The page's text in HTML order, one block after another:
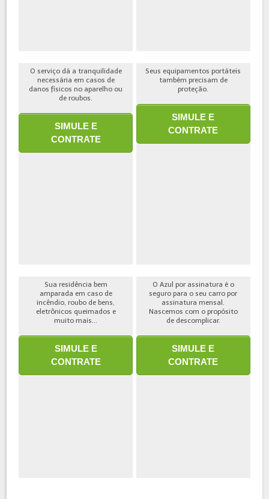
O serviço dá a tranquilidade
necessária em casos de
danos físicos no aparelho ou
de roubos.
SIMULE E
CONTRATE
Seus equipamentos portáteis
também precisam de
proteção.
SIMULE E
CONTRATE
Sua residência bem
amparada em caso de
incêndio, roubo de bens,
eletrônicos queimados e
muito mais...
SIMULE E
CONTRATE
O Azul por assinatura é o
seguro para o seu carro por
assinatura mensal.
Nascemos com o propósito
de descomplicar.
SIMULE E
CONTRATE